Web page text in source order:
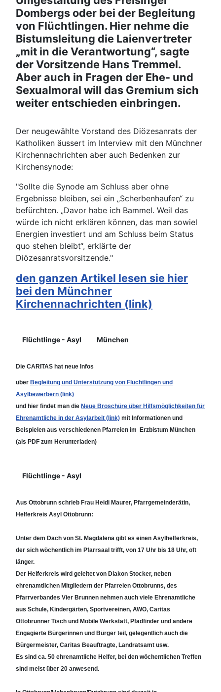
Dombergs oder bei der Begleitung
von Flüchtlingen. Hier nehme die
Bistumsleitung die Laienvertreter
„mit in die Verantwortung“, sagte
der Vorsitzende Hans Tremmel.
Aber auch in Fragen der Ehe- und
Sexualmoral will das Gremium sich
weiter entschieden einbringen.
Der neugewählte Vorstand des Diözesanrats der
Katholiken äussert im Interview mit den Münchner
Kirchennachrichten aber auch Bedenken zur
Kirchensynode:
"Sollte die Synode am Schluss aber ohne
Ergebnisse bleiben, sei ein „Scherbenhaufen“ zu
befürchten. „Davor habe ich Bammel. Weil das
würde ich nicht erklären können, das man sowiel
Energien investiert und am Schluss beim Status
quo stehen bleibt“, erklärte der
Diözesanratsvorsitzende."
den ganzen Artikel lesen sie hier
bei den Münchner
Kirchennachrichten (link)
Flüchtlinge - Asyl München
Die CARITAS hat neue Infos
über Begleitung und Unterstützung von Flüchtlingen und
Asylbewerbern (link)
und hier findet man die Neue Broschüre über Hilfsmöglichkeiten für
Ehrenamtliche in der Asylarbeit (link) mit Informationen und
Beispielen aus verschiedenen Pfarreien im Erzbistum München
(als PDF zum Herunterladen)
Flüchtlinge - Asyl
Aus Ottobrunn schrieb Frau Heidi Maurer, Pfarrgemeinderätin,
Helferkreis Asyl Ottobrunn:
Unter dem Dach von St. Magdalena gibt es einen Asylhelferkreis,
der sich wöchentlich im Pfarrsaal trifft, von 17 Uhr bis 18 Uhr, oft
länger.
Der Helferkreis wird geleitet von Diakon Stocker, neben
ehrenamtlichen Mitgliedern der Pfarreien Ottobrunns, des
Pfarrverbandes Vier Brunnen nehmen auch viele Ehrenamtliche
aus Schule, Kindergärten, Sportvereinen, AWO, Caritas
Ottobrunner Tisch und Mobile Werkstatt, Pfadfinder und andere
Engagierte Bürgerinnen und Bürger teil, gelegentlich auch die
Bürgermeister, Caritas Beauftragte, Landratsamt usw.
Es sind ca. 50 ehrenamtliche Helfer, bei den wöchentlichen Treffen
sind meist über 20 anwesend.